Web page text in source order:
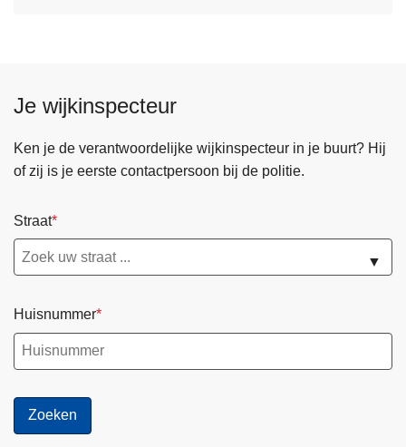
Je wijkinspecteur
Ken je de verantwoordelijke wijkinspecteur in je buurt? Hij
of zij is je eerste contactpersoon bij de politie.
Straat
▼
Huisnummer